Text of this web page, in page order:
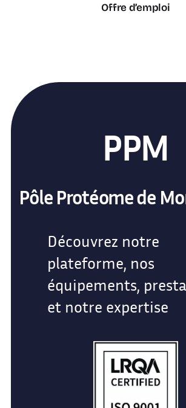
Offre d’emploi
PPM
Pôle Protéome de
Découvrez notre
plateforme, nos
équipements,
et notre expertise